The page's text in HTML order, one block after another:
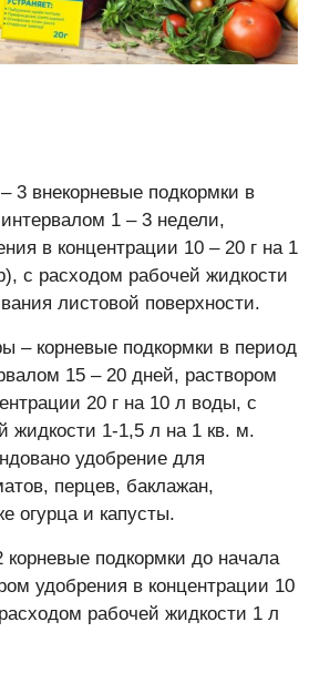
3 внекорневые подкормки в
1 – 3 недели,
в концентрации 10 – 20 г на 1
с расходом рабочей жидкости
листовой поверхности.
– корневые подкормки в период
15 – 20 дней, раствором
20 г на 10 л воды, с
жидкости 1-1,5 л на 1 кв. м.
удобрение для
перцев, баклажан,
огурца и капусты.
подкормки до начала
удобрения в концентрации 10
рабочей жидкости 1 л